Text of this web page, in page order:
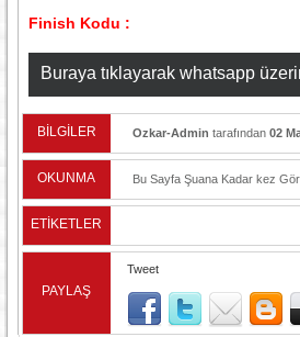
Finish Kodu :
Buraya tıklayarak whatsapp
stok bilgisi
BİLGİLER Ozkar-Admin tarafından 02
OKUNMA Bu Sayfa Şuana Kadar kez
ETİKETLER
PAYLAŞ
Tweet